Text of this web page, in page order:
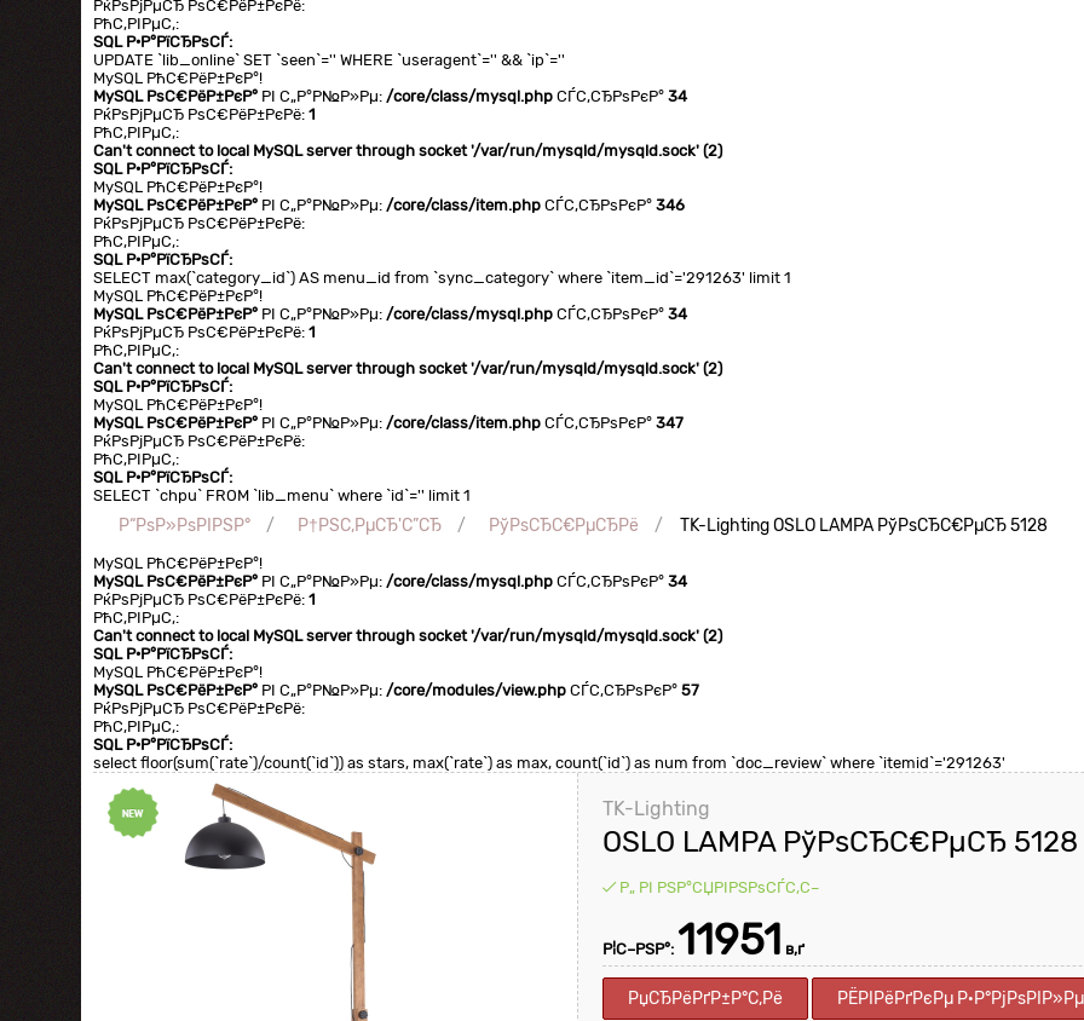
РќРѕРјРµСЂ РѕС€РёР±РєРё:
РћС‚РІРµС‚:
SQL Р·Р°РїСЂРѕСЃ:
UPDATE `lib_online` SET `seen`='' WHERE `useragent`='' && `ip`=''
MySQL РћС€РёР±РєР°!
MySQL РѕС€РёР±РєР° РІ С„Р°Р№Р»Рµ:/core/class/mysql.php СЃС‚СЂРѕРєР°34
РќРѕРјРµСЂ РѕС€РёР±РєРё:1
РћС‚РІРµС‚:
Can't connect to local MySQL server through socket '/var/run/mysqld/mysqld.sock' (2)
SQL Р·Р°РїСЂРѕСЃ:
MySQL РћС€РёР±РєР°!
MySQL РѕС€РёР±РєР° РІ С„Р°Р№Р»Рµ:/core/class/item.php СЃС‚СЂРѕРєР°346
РќРѕРјРµСЂ РѕС€РёР±РєРё:
РћС‚РІРµС‚:
SQL Р·Р°РїСЂРѕСЃ:
SELECT max(`category_id`) AS menu_id from `sync_category` where `item_id`='291263' limit 1
MySQL РћС€РёР±РєР°!
MySQL РѕС€РёР±РєР° РІ С„Р°Р№Р»Рµ:/core/class/mysql.php СЃС‚СЂРѕРєР°34
РќРѕРјРµСЂ РѕС€РёР±РєРё:1
РћС‚РІРµС‚:
Can't connect to local MySQL server through socket '/var/run/mysqld/mysqld.sock' (2)
SQL Р·Р°РїСЂРѕСЃ:
MySQL РћС€РёР±РєР°!
MySQL РѕС€РёР±РєР° РІ С„Р°Р№Р»Рµ:/core/class/item.php СЃС‚СЂРѕРєР°347
РќРѕРјРµСЂ РѕС€РёР±РєРё:
РћС‚РІРµС‚:
SQL Р·Р°РїСЂРѕСЃ:
SELECT `chpu` FROM `lib_menu` where `id`='' limit 1
Р“РѕР»РѕРІРЅР° Р†РЅС‚РµСЂ'С”СЂ РўРѕСЂС€РµСЂРё TK-Lighting OSLO LAMPA РўРѕСЂС€РµСЂ 5128
MySQL РћС€РёР±РєР°!
MySQL РѕС€РёР±РєР° РІ С„Р°Р№Р»Рµ:/core/class/mysql.php СЃС‚СЂРѕРєР°34
РќРѕРјРµСЂ РѕС€РёР±РєРё:1
РћС‚РІРµС‚:
Can't connect to local MySQL server through socket '/var/run/mysqld/mysqld.sock' (2)
SQL Р·Р°РїСЂРѕСЃ:
MySQL РћС€РёР±РєР°!
MySQL РѕС€РёР±РєР° РІ С„Р°Р№Р»Рµ:/core/modules/view.php СЃС‚СЂРѕРєР°57
РќРѕРјРµСЂ РѕС€РёР±РєРё:
РћС‚РІРµС‚:
SQL Р·Р°РїСЂРѕСЃ:
select floor(sum(`rate`)/count(`id`)) as stars, max(`rate`) as max, count(`id`) as num from `doc_review` where `itemid`='291263'
TK-Lighting
OSLO LAMPA РўРѕСЂС€РµСЂ 5128
Р„ РІ РЅР°СЏРІРЅРѕСЃС‚С–
Р¦С–РЅР°: 11951 в‚ґ
РџСЂРёРґР±Р°С‚Рё РЁРІРёРґРєРµ